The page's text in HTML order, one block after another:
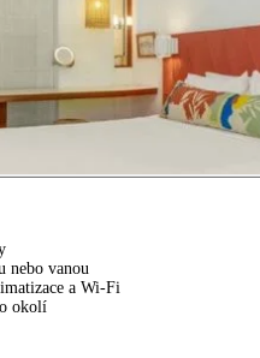
nebo vanou
a Wi-Fi
okolí